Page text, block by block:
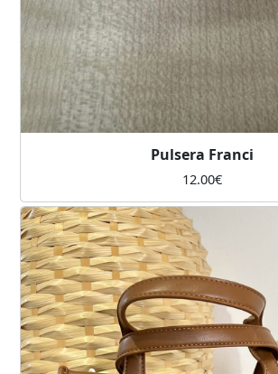
Pulsera Franci
12.00€